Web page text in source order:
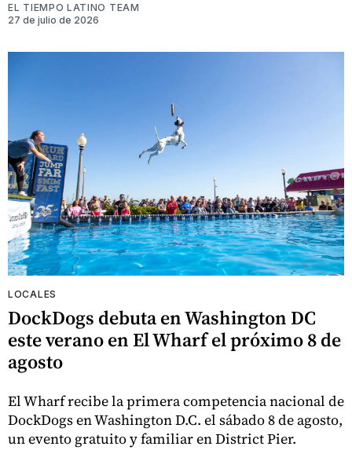
EL TIEMPO LATINO TEAM
27 de julio de 2026
LOCALES
DockDogs debuta en Washington DC
este verano en El Wharf el próximo 8 de
agosto
El Wharf recibe la primera competencia nacional de
DockDogs en Washington D.C. el sábado 8 de agosto,
un evento gratuito y familiar en District Pier.